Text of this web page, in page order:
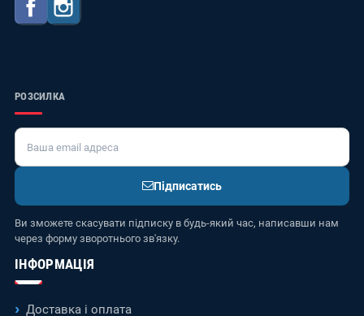
Facebook
РОЗСИЛКА
Підписатись
Ви зможете скасувати підписку в будь-який час, написавши нам
через форму зворотнього зв'язку.
ІНФОРМАЦІЯ
Доставка і оплата